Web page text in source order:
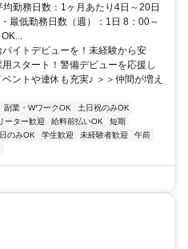
勤務日数：1ヶ月あたり4日～20日
最低勤務日数（週）：1日 8：00～
イトデビューを！未経験から安
スタート！警備デビューを応援し
ントや連休も充実♪ ＞＞仲間が増え
副業・WワークOK
土日祝のみOK
ーター歓迎 給料前払いOK
短期
のみOK 学生歓迎 未経験者歓迎
午前